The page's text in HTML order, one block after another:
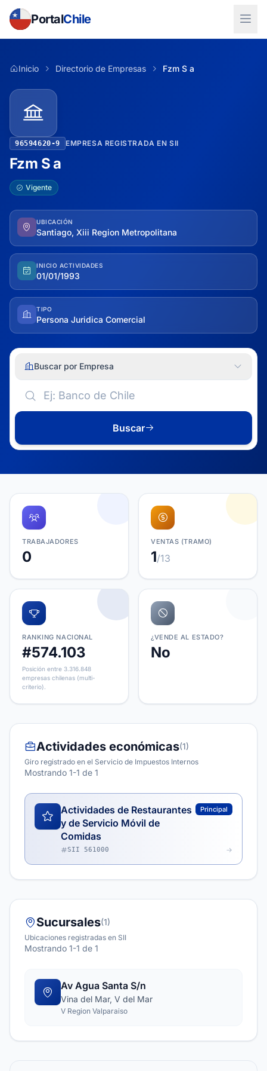
PortalChile
Inicio Directorio de Empresas Fzm S a
96594620-9 EMPRESA REGISTRADA EN SII
Fzm S a
Vigente
UBICACIÓN
Santiago, Xiii Region Metropolitana
INICIO ACTIVIDADES
01/01/1993
TIPO
Persona Juridica Comercial
Buscar por Empresa
Buscar
TRABAJADORES
0
VENTAS (TRAMO)
1/13
RANKING NACIONAL
#574.103
Posición entre 3.316.848
empresas chilenas (multi-
criterio).
¿VENDE AL ESTADO?
No
Actividades económicas(1)
Giro registrado en el Servicio de Impuestos Internos
Mostrando 1-1 de 1
Actividades de Restaurantes
y de Servicio Móvil de
Comidas
Principal
SII 561000
Sucursales(1)
Ubicaciones registradas en SII
Mostrando 1-1 de 1
Av Agua Santa S/n
Vina del Mar, V del Mar
V Region Valparaiso